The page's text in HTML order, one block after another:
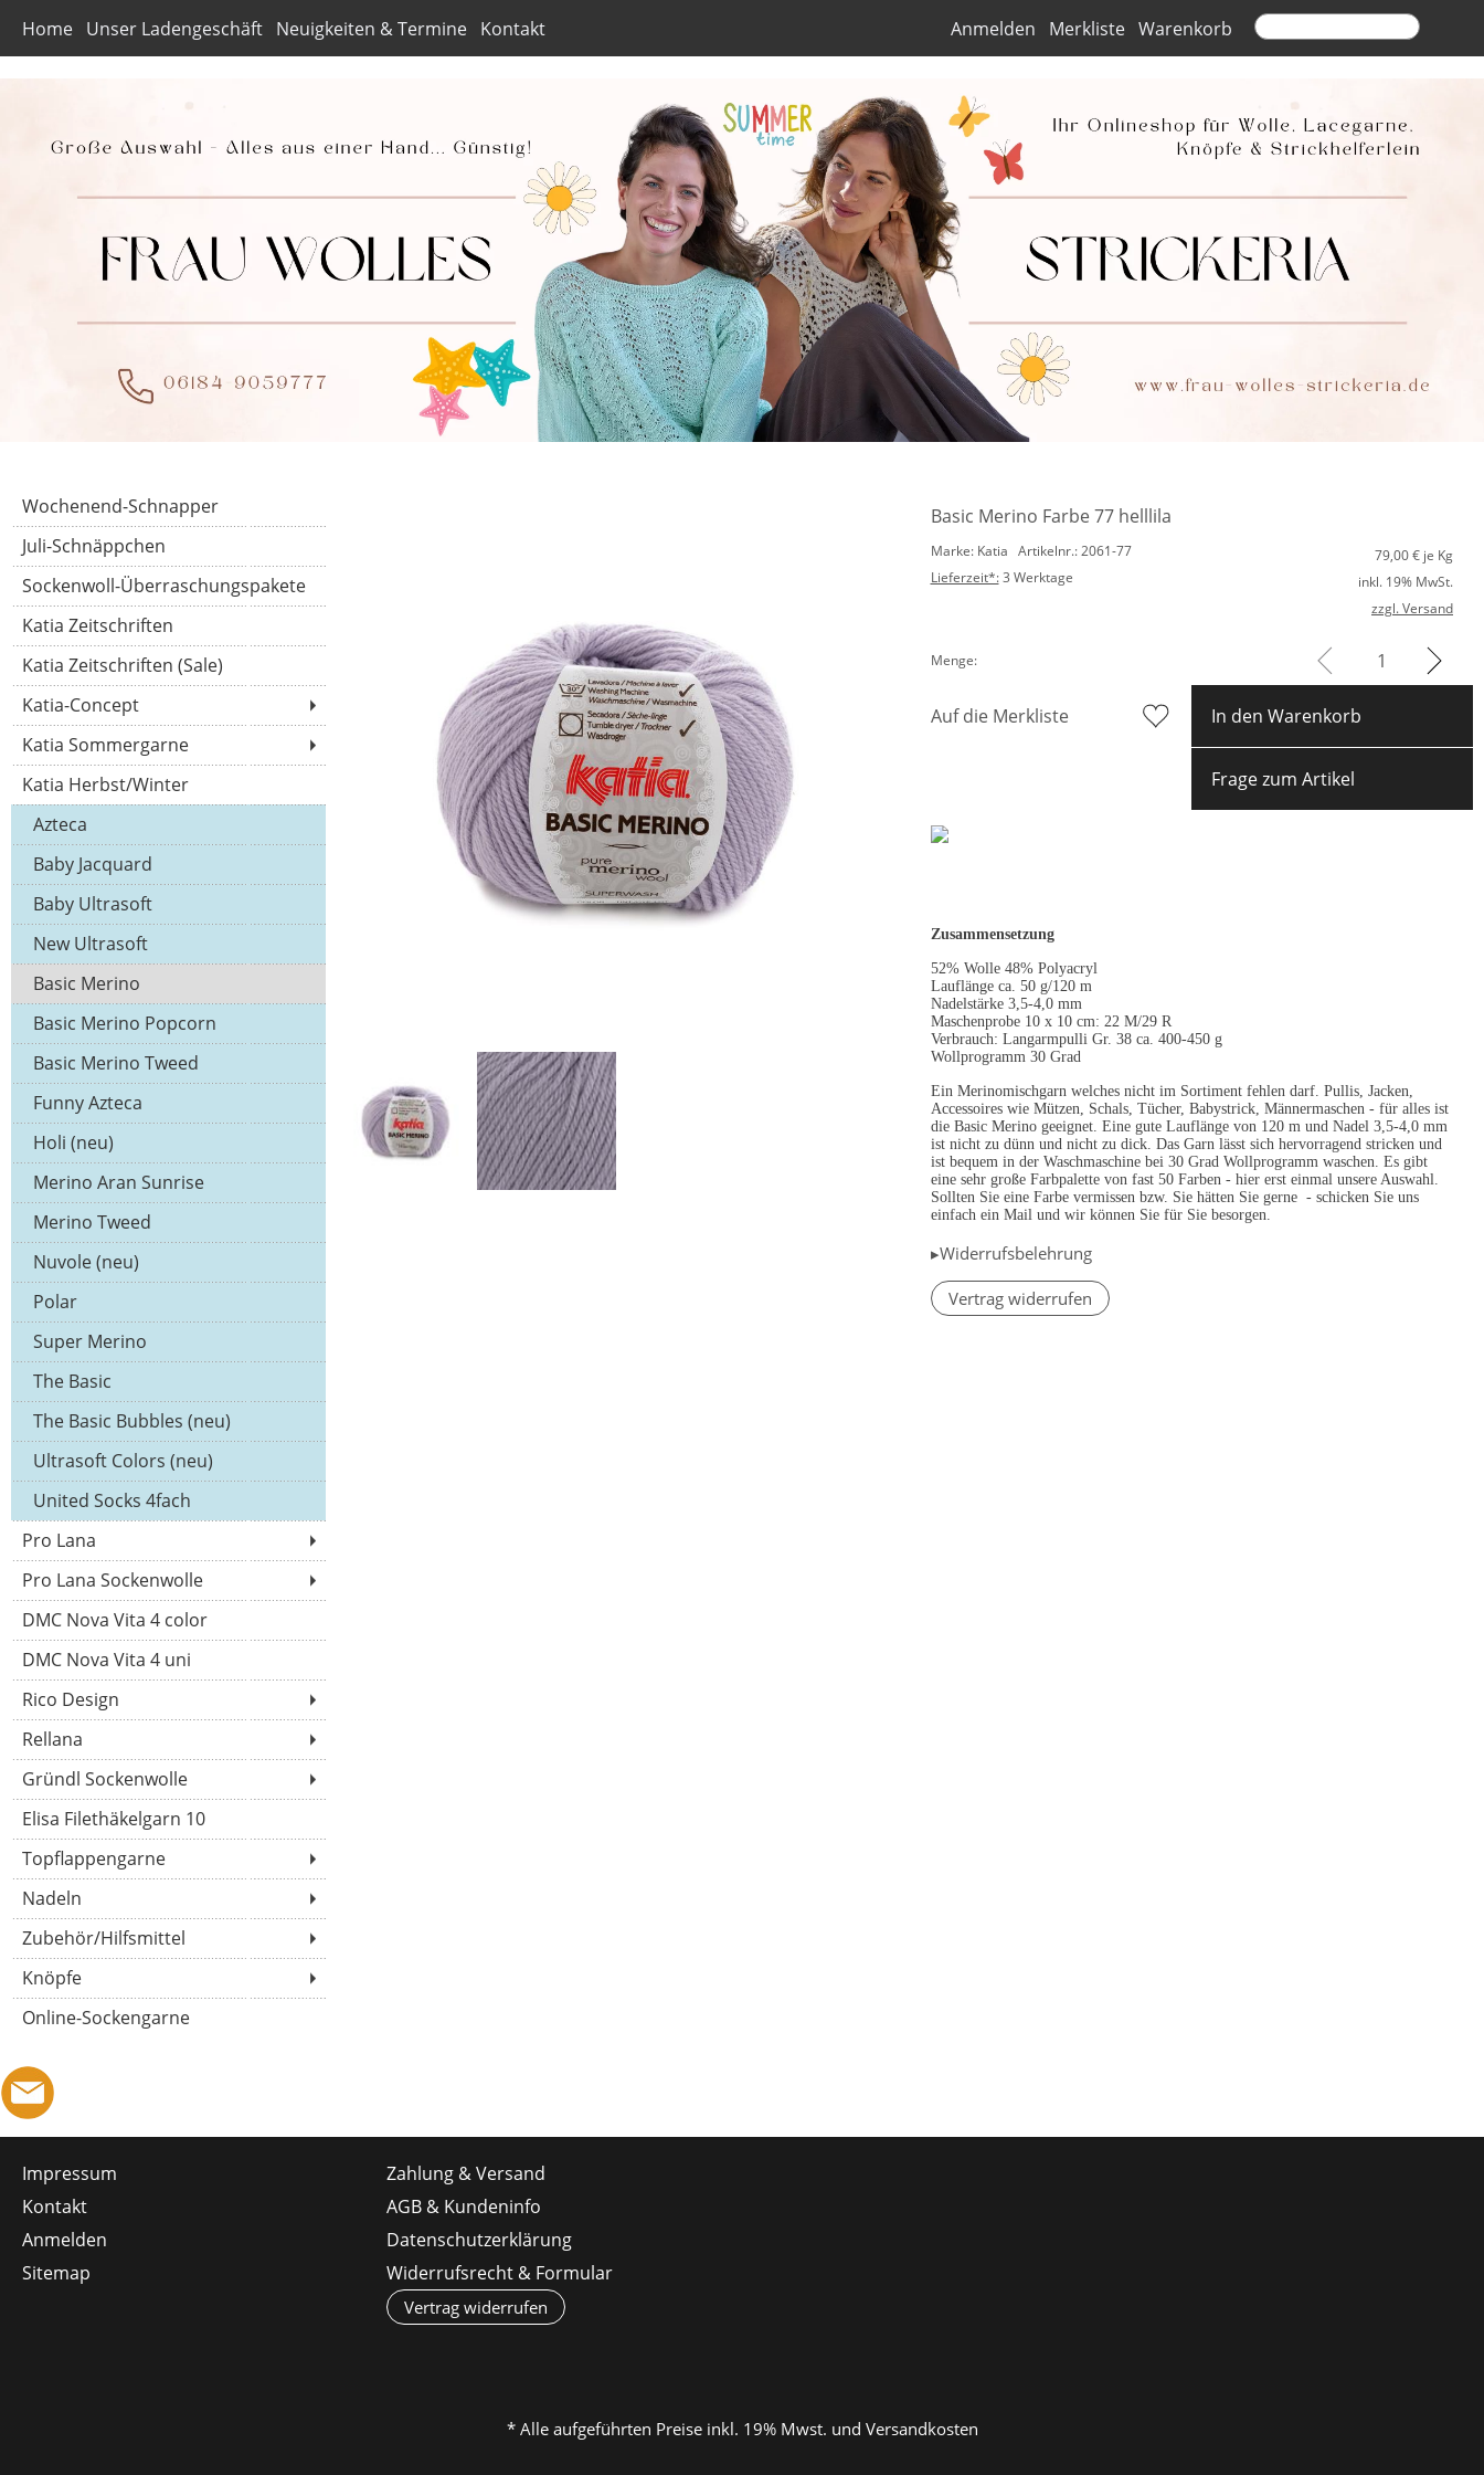
Home Unser Ladengeschäft Neuigkeiten & Termine Kontakt Anmelden Merkliste Warenkorb
Wochenend-Schnapper
Juli-Schnäppchen
Sockenwoll-Überraschungspakete
Katia Zeitschriften
Katia Zeitschriften (Sale)
Katia-Concept
Katia Sommergarne
Katia Herbst/Winter
Azteca
Baby Jacquard
Baby Ultrasoft
New Ultrasoft
Basic Merino
Basic Merino Popcorn
Basic Merino Tweed
Funny Azteca
Holi (neu)
Merino Aran Sunrise
Merino Tweed
Nuvole (neu)
Polar
Super Merino
The Basic
The Basic Bubbles (neu)
Ultrasoft Colors (neu)
United Socks 4fach
Pro Lana
Pro Lana Sockenwolle
DMC Nova Vita 4 color
DMC Nova Vita 4 uni
Rico Design
Rellana
Gründl Sockenwolle
Elisa Filethäkelgarn 10
Topflappengarne
Nadeln
Zubehör/Hilfsmittel
Knöpfe
Online-Sockengarne
Basic Merino Farbe 77 helllila
Marke: Katia Artikelnr.: 2061-77
Lieferzeit*:3 Werktage
79,00€ je Kg
inkl. 19% MwSt.
zzgl. Versand
Menge:
Auf die Merkliste In den Warenkorb
Frage zum Artikel
Zusammensetzung
52% Wolle 48% Polyacryl
Lauflänge ca. 50 g/120 m
Nadelstärke 3,5-4,0 mm
Maschenprobe 10 x 10 cm: 22 M/29 R
Verbrauch: Langarmpulli Gr. 38 ca. 400-450 g
Wollprogramm 30 Grad
Ein Merinomischgarn welches nicht im Sortiment fehlen darf. Pullis, Jacken,
Accessoires wie Mützen, Schals, Tücher, Babystrick, Männermaschen - für alles ist
die Basic Merino geeignet. Eine gute Lauflänge von 120 m und Nadel 3,5-4,0 mm
ist nicht zu dünn und nicht zu dick. Das Garn lässt sich hervorragend stricken und
ist bequem in der Waschmaschine bei 30 Grad Wollprogramm waschen. Es gibt
eine sehr große Farbpalette von fast 50 Farben - hier erst einmal unsere Auswahl.
Sollten Sie eine Farbe vermissen bzw. Sie hätten Sie gerne - schicken Sie uns
einfach ein Mail und wir können Sie für Sie besorgen.
▸Widerrufsbelehrung
Vertrag widerrufen
Impressum
Kontakt
Anmelden
Sitemap
Zahlung & Versand
AGB & Kundeninfo
Datenschutzerklärung
Widerrufsrecht & Formular
Vertrag widerrufen
* Alle aufgeführten Preise inkl. 19% Mwst. und Versandkosten